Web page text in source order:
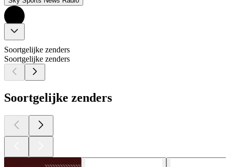
Soortgelijke zenders
Soortgelijke zenders
Soortgelijke zenders